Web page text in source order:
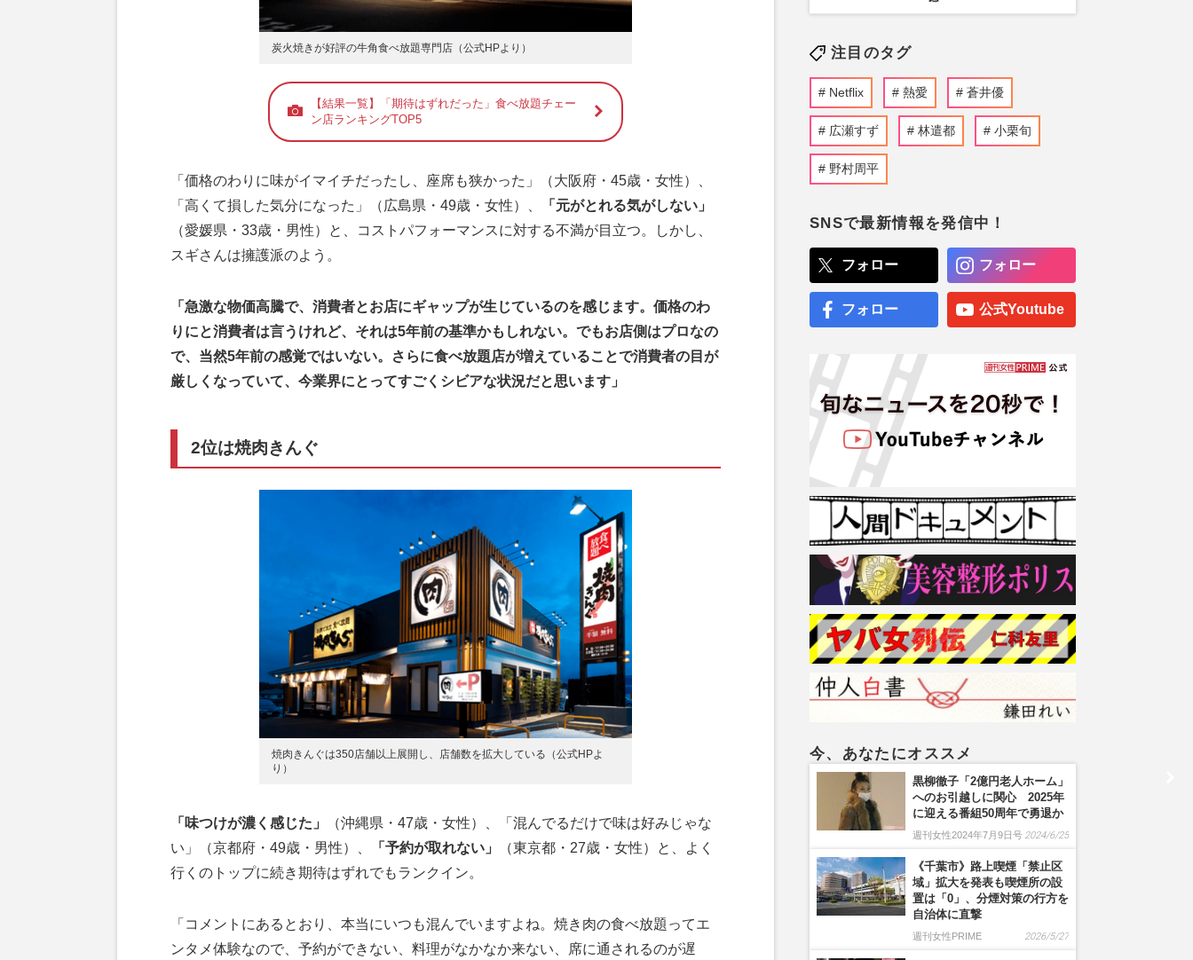
炭火焼きが好評の牛角食べ放題専門店（公式HPより）
【結果一覧】「期待はずれだった」食べ放題チェー
ン店ランキングTOP5
「価格のわりに味がイマイチだったし、座席も狭かった」（大阪府・45歳・女性）、
「高くて損した気分になった」（広島県・49歳・女性）、
「元がとれる気がしない」
（愛媛県・33歳・男性）と、コストパフォーマンスに対する不満が目立つ。しかし、
スギさんは擁護派のよう。
「急激な物価高騰で、消費者とお店にギャップが生じているのを感じます。価格のわ
りにと消費者は言うけれど、それは5年前の基準かもしれない。でもお店側はプロなの
で、当然5年前の感覚ではいない。さらに食べ放題店が増えていることで消費者の目が
厳しくなっていて、今業界にとってすごくシビアな状況だと思います」
2位は焼肉きんぐ
焼肉きんぐは350店舗以上展開し、店舗数を拡大している（公式HPよ
り）
「味つけが濃く感じた」
（沖縄県・47歳・女性）、「混んでるだけで味は好みじゃな
い」（京都府・49歳・男性）、
「予約が取れない」
（東京都・27歳・女性）と、よく
行くのトップに続き期待はずれでもランクイン。
「コメントにあるとおり、本当にいつも混んでいますよね。焼き肉の食べ放題ってエ
ンタメ体験なので、予約ができない、料理がなかなか来ない、席に通されるのが遅
注目のタグ
Netflix 熱愛 蒼井優
広瀬すず 林遣都 小栗旬
野村周平
SNSで最新情報を発信中！
フォロー フォロー
フォロー 公式Youtube
今、あなたにオススメ
黒柳徹子「2億円老人ホーム」
へのお引越しに関心 2025年
に迎える番組50周年で勇退か
週刊女性2024年7月9日号 2024/6/25
《千葉市》路上喫煙「禁止区
域」拡大を発表も喫煙所の設
置は「0」、分煙対策の行方を
自治体に直撃
週刊女性PRIME 2026/5/27